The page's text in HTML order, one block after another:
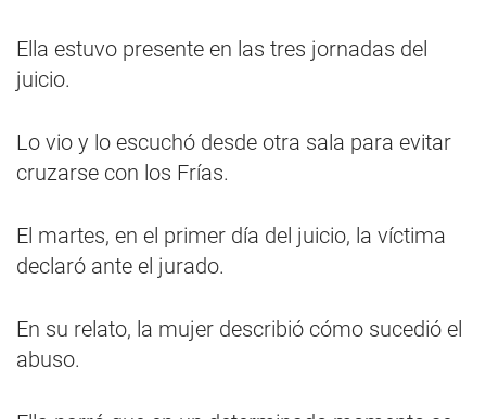
Ella estuvo presente en las tres jornadas del
juicio.
Lo vio y lo escuchó desde otra sala para evitar
cruzarse con los Frías.
El martes, en el primer día del juicio, la víctima
declaró ante el jurado.
En su relato, la mujer describió cómo sucedió el
abuso.